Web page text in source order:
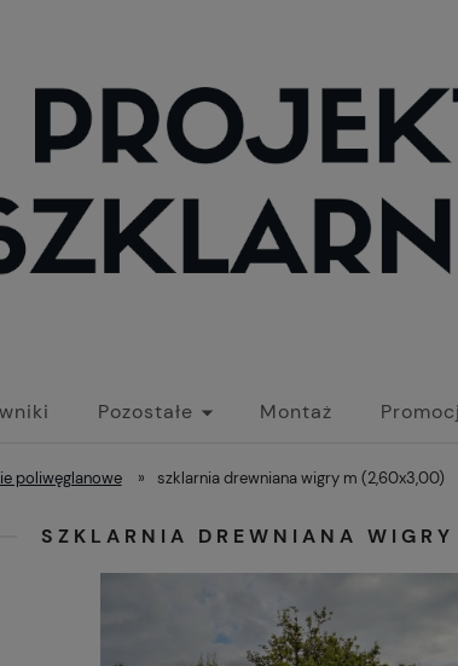
Pozostałe Montaż
poliwęglanowe » szklarnia drewniana wigry m (2,60x3,00)
SZKLARNIA DREWNIANA